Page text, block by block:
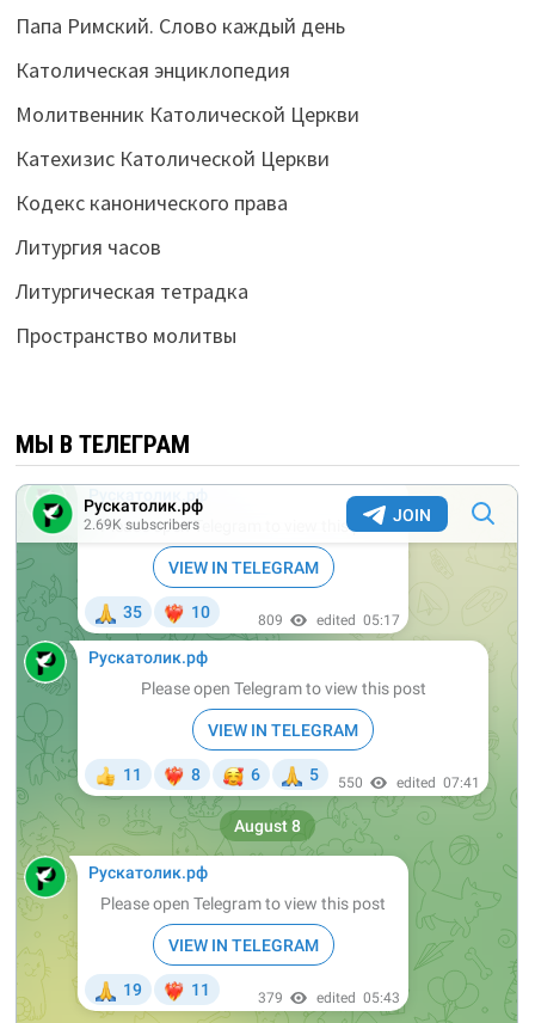
Папа Римский. Слово каждый день
Католическая энциклопедия
Молитвенник Католической Церкви
Катехизис Католической Церкви
Кодекс канонического права
Литургия часов
Литургическая тетрадка
Пространство молитвы
МЫ В ТЕЛЕГРАМ